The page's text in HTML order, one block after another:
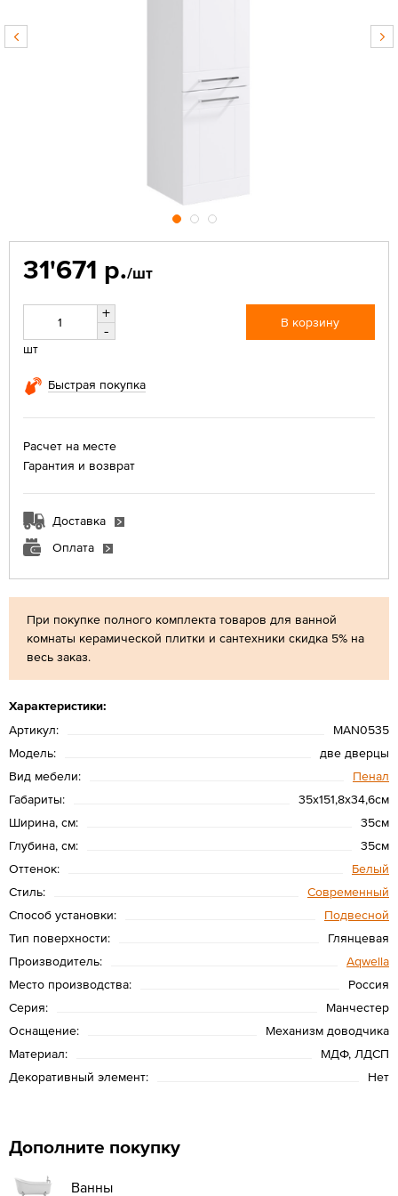
При покупке полного комплекта товаров для ванной
комнаты керамической плитки и сантехники скидка 5% на
весь заказ.
Характеристики:
Артикул:
MAN0535
Модель:
две дверцы
Вид мебели:
Пенал
Габариты:
35х151,8х34,6см
Ширина, см:
35см
Глубина, см:
35см
Оттенок:
Белый
Стиль:
Современный
Способ установки:
Подвесной
Тип поверхности:
Глянцевая
Производитель:
Aqwella
Место производства:
Россия
Серия:
Манчестер
Оснащение:
Механизм доводчика
Материал:
МДФ, ЛДСП
Декоративный элемент:
Нет
31'671 р./шт
+
-
шт
В корзину
Быстрая покупка
Расчет на месте
Гарантия и возврат
Доставка
Оплата
Дополните покупку
Ванны